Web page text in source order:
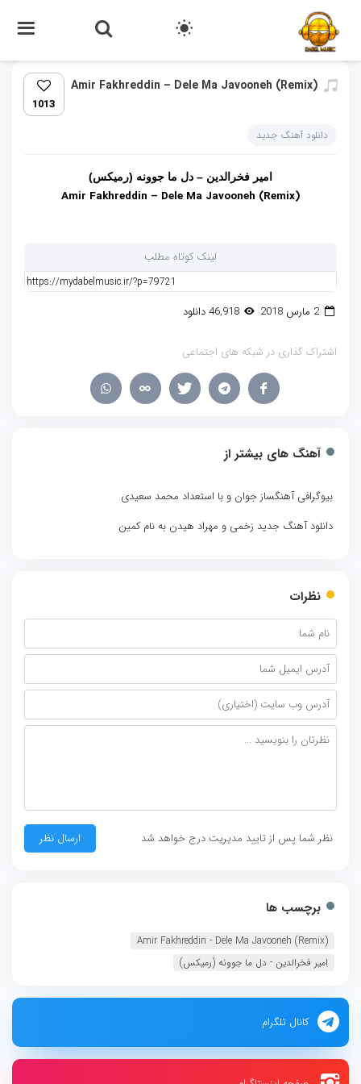
Amir Fakhreddin – Dele Ma Javooneh (Remix)
1013
دانلود آهنگ جدید
امیر فخرالدین – دل ما جوونه (رمیکس)
Amir Fakhreddin – Dele Ma Javooneh (Remix)
لینک کوتاه مطلب
2 مارس 2018 46,918 دانلود
اشتراک گذاری در شبکه های اجتماعی
آهنگ های بیشتر از
بیوگرافی آهنگساز جوان و با استعداد محمد سعیدی
دانلود آهنگ جدید زخمی و مهراد هیدن به نام کمین
نظرات
نظر شما پس از تایید مدیریت درج خواهد شد
برچسب ها
Amir Fakhreddin - Dele Ma Javooneh (Remix)
امیر فخرالدین - دل ما جوونه (رمیکس)
کانال تلگرام